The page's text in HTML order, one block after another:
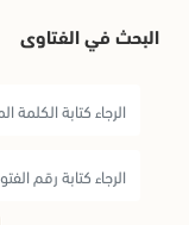
البحث في الفتاوى